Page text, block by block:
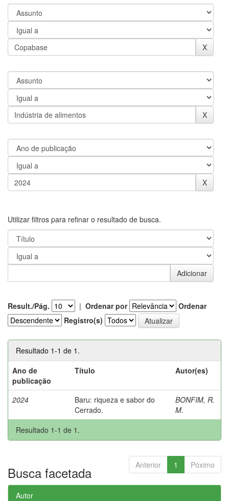
Utilizar filtros para refinar o resultado de busca.
Result./Pág. | Ordenar por
Ordenar
Registro(s)
Resultado 1-1 de 1.
Ano de
publicação
Título Autor(es)
2024
Baru: riqueza e sabor do
Cerrado.
BONFIM, R.
M.
Resultado 1-1 de 1.
Anterior 1 Póximo
Busca facetada
Autor